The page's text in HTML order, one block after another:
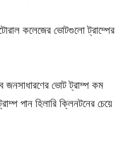
কলেজের ভোটগুলো ট্রাম্পের
জনসাধারণের ভোট ট্রাম্প কম
পান হিলারি ক্লিনটনের চেয়ে